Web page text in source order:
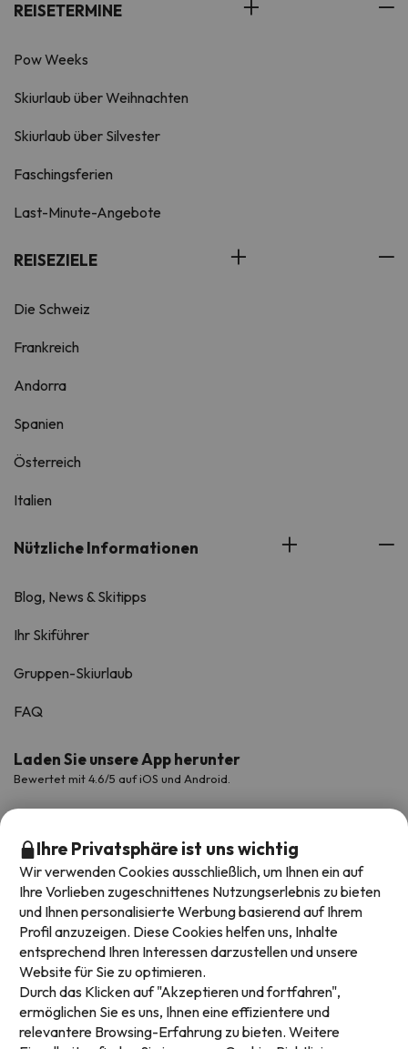
REISETERMINE
Pow Weeks
Skiurlaub über Weihnachten
Skiurlaub über Silvester
Faschingsferien
Last-Minute-Angebote
REISEZIELE
Die Schweiz
Frankreich
Andorra
Spanien
Österreich
Italien
Nützliche Informationen
Blog, News & Skitipps
Ihr Skiführer
Gruppen-Skiurlaub
FAQ
Laden Sie unsere App herunter
Bewertet mit 4.6/5 auf iOS und Android.
Verfügbare Zahlungsarten
Ihre Privatsphäre ist uns wichtig
Wir verwenden Cookies ausschließlich, um Ihnen ein auf
Ihre Vorlieben zugeschnittenes Nutzungserlebnis zu bieten
und Ihnen personalisierte Werbung basierend auf Ihrem
Profil anzuzeigen. Diese Cookies helfen uns, Inhalte
entsprechend Ihren Interessen darzustellen und unsere
Website für Sie zu optimieren.
Durch das Klicken auf "Akzeptieren und fortfahren",
ermöglichen Sie es uns, Ihnen eine effizientere und
relevantere Browsing-Erfahrung zu bieten. Weitere